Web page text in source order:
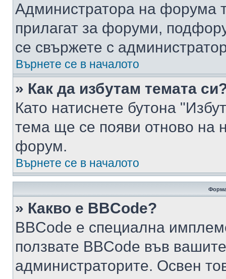
Администратора на форума
прилагат за форуми,
се свържете с
Върнете се в началото
» Как да избутам темата
Като натиснете бутона
тема ще се появи отново на
форум.
Върнете се в началото
» Какво е BBCode?
BBCode е специална
ползвате BBCode във
администраторите. Освен